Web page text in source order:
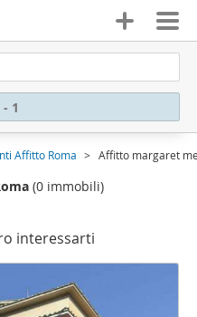
1
Affitto Roma Affitto margaret
(0 immobili)
interessarti